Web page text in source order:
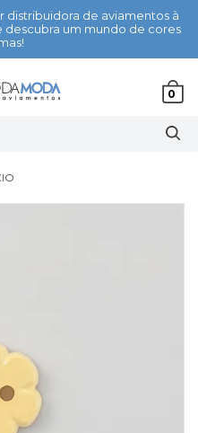
distribuidora de aviamentos à
descubra um mundo de cores
0